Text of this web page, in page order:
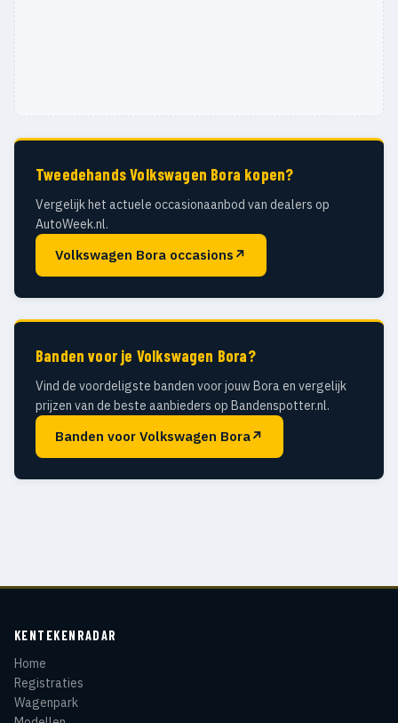
Tweedehands Volkswagen Bora kopen?
Vergelijk het actuele occasionaanbod van dealers op
AutoWeek.nl.
Volkswagen Bora occasions ↗
Banden voor je Volkswagen Bora?
Vind de voordeligste banden voor jouw Bora en vergelijk
prijzen van de beste aanbieders op Bandenspotter.nl.
Banden voor Volkswagen Bora↗
KENTEKENRADAR
Home
Registraties
Wagenpark